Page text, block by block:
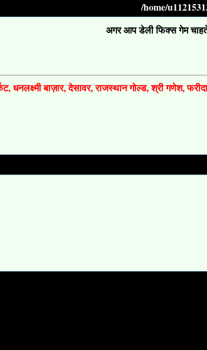
/home/
अगर आप डेली फिक्स गेम
धनलक्ष्मी बाज़ार, देसावर, राजस्थान गोल्ड, श्री गणेश,